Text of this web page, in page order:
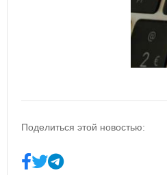
Поделиться этой новостью: